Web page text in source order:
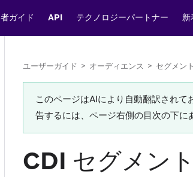
ガイド API テクノロジーパートナー 新
ユーザーガイド > オーディエンス > セグメント
このページはAIにより自動翻訳され
告するには、ページ右側の目次の下に
CDI セグメン